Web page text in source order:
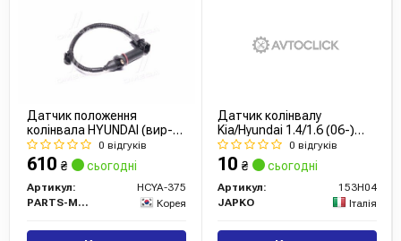
Датчик положення
колінвала HYUNDAI (вир-
во PMC-ESSENCE)
0 відгуків
610 ₴ сьогодні
Артикул:
HCYA-375
PARTS-MALL
Корея
Датчик колінвалу
Kia/Hyundai 1.4/1.6 (06-)
(153H04) JAPKO0 відгуків
10 ₴ сьогодні
Артикул:
153H04
JAPKO
Італія